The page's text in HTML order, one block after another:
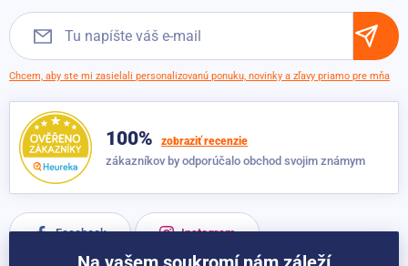
Chcem, aby ste mi zasielali personalizovanú ponuku, novinky a zľavy priamo pre mňa
100% zobraziť recenzie
zákazníkov by odporúčalo obchod svojim známym
Facebook Instagram